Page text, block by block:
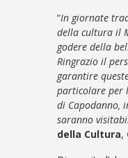
“In giornate
della cultura il
godere della
Ringrazio il
garantire
particolare per
di Capodanno,
saranno
della Cultura,